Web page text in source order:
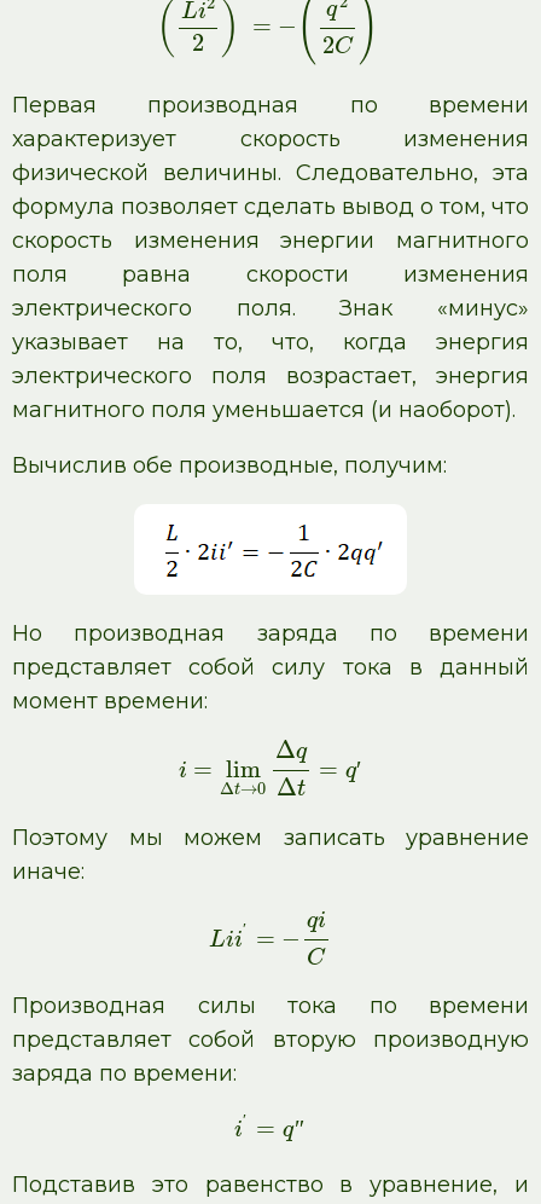
( Li
2 ) = − ( q
2C )
Первая производная по времени
характеризует скорость изменения
физической величины. Следовательно, эта
формула позволяет сделать вывод о том, что
скорость изменения энергии магнитного
поля равна скорости изменения
электрического поля. Знак «минус»
указывает на то, что, когда энергия
электрического поля возрастает, энергия
магнитного поля уменьшается (и наоборот).
Вычислив обе производные, получим:
Но производная заряда по времени
представляет собой силу тока в данный
момент времени:
i = lim
Δt→0
Δq
Δt
= q′
Поэтому мы можем записать уравнение
иначе:
Lii′ = −
qi
C
Производная силы тока по времени
представляет собой вторую производную
заряда по времени:
i′ = q″
Подставив это равенство в уравнение, и